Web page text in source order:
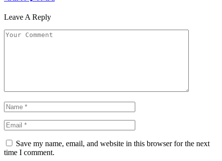
Leave A Reply
Save my name, email, and website in this browser for the next
time I comment.